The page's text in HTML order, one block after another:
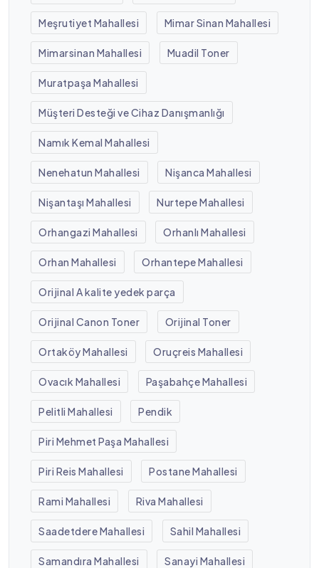
Meşrutiyet Mahallesi Mimar Sinan Mahallesi
Mimarsinan Mahallesi Muadil Toner
Muratpaşa Mahallesi
Müşteri Desteği ve Cihaz Danışmanlığı
Namık Kemal Mahallesi
Nenehatun Mahallesi Nişanca Mahallesi
Nişantaşı Mahallesi Nurtepe Mahallesi
Orhangazi Mahallesi Orhanlı Mahallesi
Orhan Mahallesi Orhantepe Mahallesi
Orijinal A kalite yedek parça
Orijinal Canon Toner Orijinal Toner
Ortaköy Mahallesi Oruçreis Mahallesi
Ovacık Mahallesi Paşabahçe Mahallesi
Pelitli Mahallesi Pendik
Piri Mehmet Paşa Mahallesi
Piri Reis Mahallesi Postane Mahallesi
Rami Mahallesi Riva Mahallesi
Saadetdere Mahallesi Sahil Mahallesi
Samandıra Mahallesi Sanayi Mahallesi